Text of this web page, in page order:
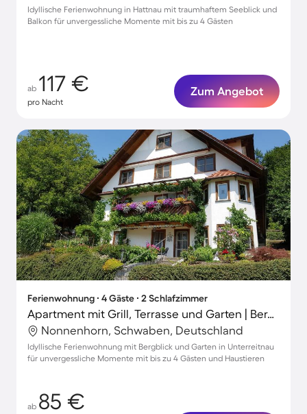
Idyllische Ferienwohnung in Hattnau mit traumhaftem Seeblick und
Balkon für unvergessliche Momente mit bis zu 4 Gästen
ab 117 €
pro Nacht
Zum Angebot
Ferienwohnung ∙ 4 Gäste ∙ 2 Schlafzimmer
Apartment mit Grill, Terrasse und Garten | Bergblick
Nonnenhorn, Schwaben, Deutschland
Idyllische Ferienwohnung mit Bergblick und Garten in Unterreitnau
für unvergessliche Momente mit bis zu 4 Gästen und Haustieren
ab 85 €